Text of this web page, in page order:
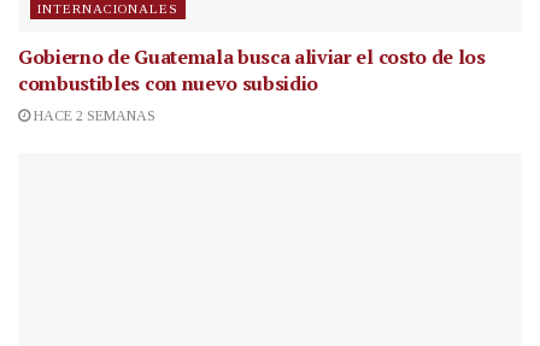
INTERNACIONALES
Gobierno de Guatemala busca aliviar el costo de los
combustibles con nuevo subsidio
HACE 2 SEMANAS